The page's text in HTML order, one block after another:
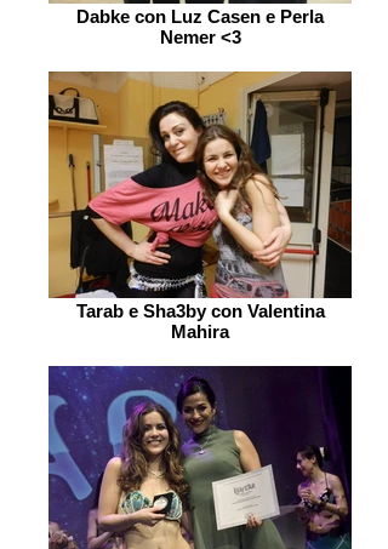
Dabke con Luz Casen e Perla
Nemer <3
Tarab e Sha3by con Valentina
Mahira